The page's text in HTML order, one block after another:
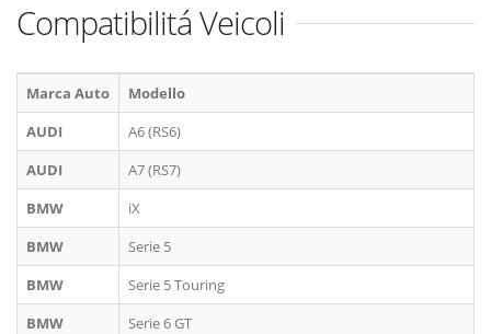
Compatibilitá Veicoli
Marca Auto
Modello
AUDI
A6 (RS6)
AUDI
A7 (RS7)
BMW
iX
BMW
Serie 5
BMW
Serie 5 Touring
BMW
Serie 6 GT